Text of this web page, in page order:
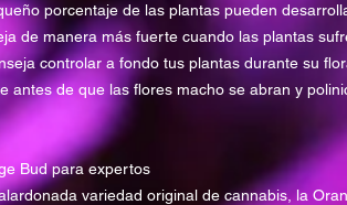
porcentaje de las plantas pueden
de manera más fuerte cuando las plantas
controlar a fondo tus plantas durante su
antes de que las flores macho se abran y
Bud para expertos
variedad original de cannabis, la